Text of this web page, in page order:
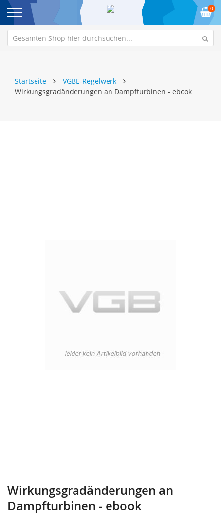
0
Startseite
VGBE-Regelwerk
Wirkungsgradänderungen an Dampfturbinen - ebook
Wirkungsgradänderungen an
Dampfturbinen - ebook